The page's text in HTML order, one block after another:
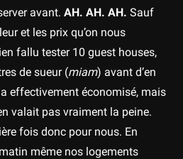
avant. AH. AH. AH. Sauf
et les prix qu’on nous
fallu tester 10 guest houses,
de sueur (miam) avant d’en
effectivement économisé, mais
valait pas vraiment la peine.
fois donc pour nous. En
même nos logements